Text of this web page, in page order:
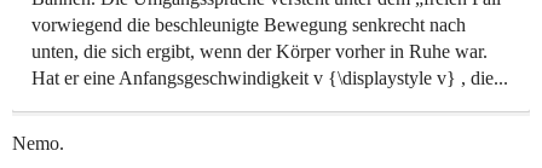
vorwiegend die beschleunigte Bewegung senkrecht nach
unten, die sich ergibt, wenn der Körper vorher in Ruhe war.
Hat er eine Anfangsgeschwindigkeit v {\displaystyle v} , die...
Nemo.